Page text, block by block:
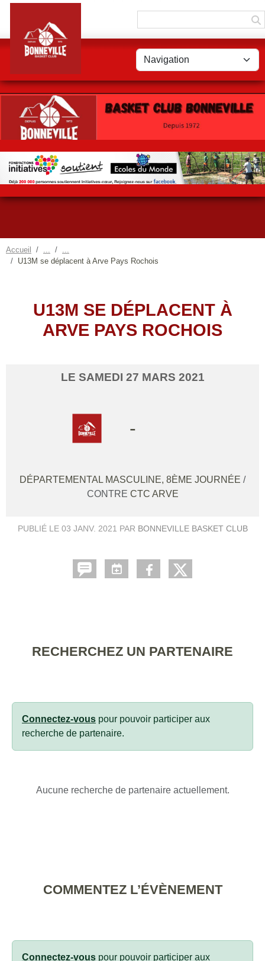
Accueil
U13M se déplacent à Arve Pays Rochois
U13M SE DÉPLACENT À
ARVE PAYS ROCHOIS
LE SAMEDI 27 MARS 2021
-
DÉPARTEMENTAL MASCULINE, 8ÈME JOURNÉE /
CONTRE CTC ARVE
PUBLIÉ LE 03 JANV. 2021 PAR BONNEVILLE BASKET CLUB
RECHERCHEZ UN PARTENAIRE
Connectez-vous pour pouvoir participer aux
recherche de partenaire.
Aucune recherche de partenaire actuellement.
COMMENTEZ L’ÉVÈNEMENT
Connectez-vous pour pouvoir participer aux